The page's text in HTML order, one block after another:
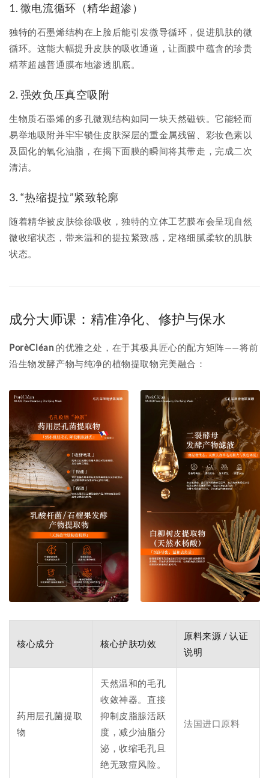
1. 微电流循环（精华超渗）
独特的石墨烯结构在上脸后能引发微导循环，促进肌肤的微
循环。这能大幅提升皮肤的吸收通道，让面膜中蕴含的珍贵
精萃超越普通膜布地渗透肌底。
2. 强效负压真空吸附
生物质石墨烯的多孔微观结构如同一块天然磁铁。它能轻而
易举地吸附并牢牢锁住皮肤深层的重金属残留、彩妆色素以
及固化的氧化油脂，在揭下面膜的瞬间将其带走，完成二次
清洁。
3. “热缩提拉”紧致轮廓
随着精华被皮肤徐徐吸收，独特的立体工艺膜布会呈现自然
微收缩状态，带来温和的提拉紧致感，定格细腻柔软的肌肤
状态。
成分大师课：精准净化、修护与保水
PorèCléan 的优雅之处，在于其极具匠心的配方矩阵——将前
沿生物发酵产物与纯净的植物提取物完美融合：
核心成分 核心护肤功效
原料来源 / 认证
说明
药用层孔菌提取
物
天然温和的毛孔
收敛神器。直接
抑制皮脂腺活跃
度，减少油脂分
泌，收缩毛孔且
绝无致痘风险。
法国进口原料